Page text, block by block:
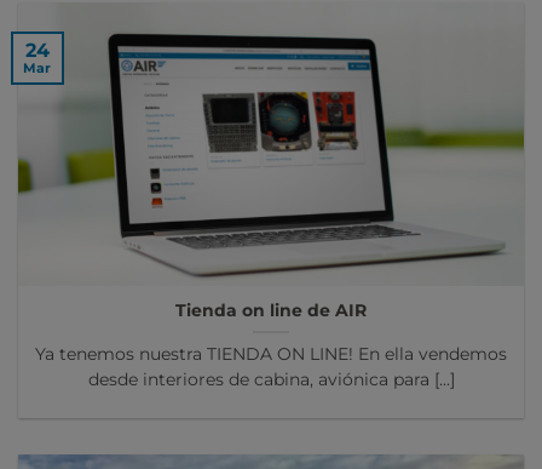
Tienda on line de AIR
Ya tenemos nuestra TIENDA ON LINE! En ella vendemos
desde interiores de cabina, aviónica para [...]
24
Mar